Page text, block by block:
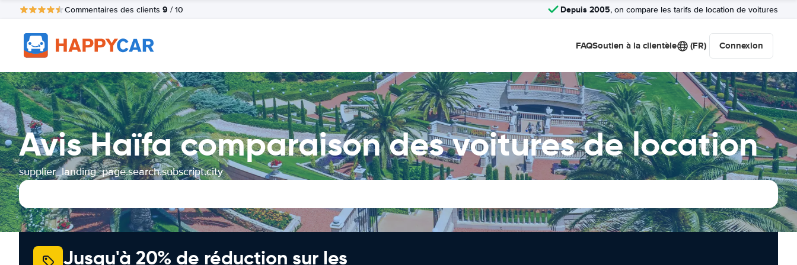
Commentaires des clients 9 / 10 Depuis 2005, on compare les tarifs de location de voitures
FAQSoutien à la clientèle (FR) Connexion
Avis Haïfa comparaison des voitures de location
supplier_landing_page.search.subscript.city
Jusqu'à 20% de réduction sur les